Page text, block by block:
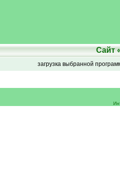
Сайт
загрузка выбранной